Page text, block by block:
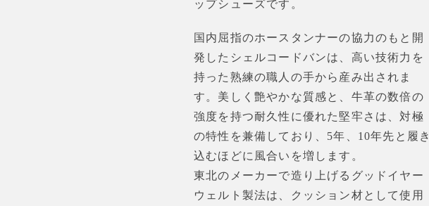
ップシューズです。
国内屈指のホースタンナーの協力のもと開
発したシェルコードバンは、高い技術力を
持った熟練の職人の手から産み出されま
す。美しく艶やかな質感と、牛革の数倍の
強度を持つ耐久性に優れた堅牢さは、対極
の特性を兼備しており、5年、10年先と履き
込むほどに風合いを増します。
東北のメーカーで造り上げるグッドイヤー
ウェルト製法は、クッション材として使用